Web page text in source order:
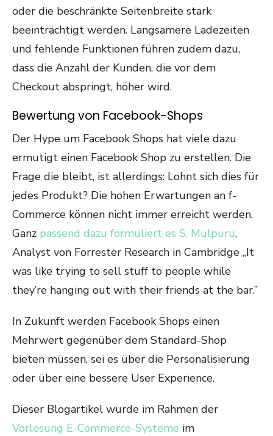
oder die beschränkte Seitenbreite stark
beeinträchtigt werden. Langsamere Ladezeiten
und fehlende Funktionen führen zudem dazu,
dass die Anzahl der Kunden, die vor dem
Checkout abspringt, höher wird.
Bewertung von Facebook-Shops
Der Hype um Facebook Shops hat viele dazu
ermutigt einen Facebook Shop zu erstellen. Die
Frage die bleibt, ist allerdings: Lohnt sich dies für
jedes Produkt? Die hohen Erwartungen an f-
Commerce können nicht immer erreicht werden.
Ganz passend dazu formuliert es S. Mulpuru,
Analyst von Forrester Research in Cambridge „It
was like trying to sell stuff to people while
they’re hanging out with their friends at the bar.”
In Zukunft werden Facebook Shops einen
Mehrwert gegenüber dem Standard-Shop
bieten müssen, sei es über die Personalisierung
oder über eine bessere User Experience.
Dieser Blogartikel wurde im Rahmen der
Vorlesung E-Commerce-Systeme im